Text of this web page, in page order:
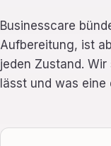
Businesscare
Aufbereitung, ist
jeden Zustand.
lässt und was